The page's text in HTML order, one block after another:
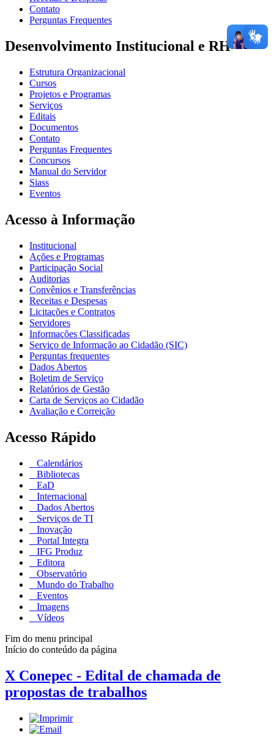
Contato
Perguntas Frequentes
Desenvolvimento Institucional e RH
Estrutura Organizacional
Cursos
Projetos e Programas
Serviços
Editais
Documentos
Contato
Perguntas Frequentes
Concursos
Manual do Servidor
Siass
Eventos
Acesso à Informação
Institucional
Ações e Programas
Participação Social
Auditorias
Convênios e Transferências
Receitas e Despesas
Licitações e Contratos
Servidores
Informações Classificadas
Serviço de Informação ao Cidadão (SIC)
Perguntas frequentes
Dados Abertos
Boletim de Serviço
Relatórios de Gestão
Carta de Serviços ao Cidadão
Avaliação e Correição
Acesso Rápido
Calendários
Bibliotecas
EaD
Internacional
Dados Abertos
Serviços de TI
Inovação
Portal Integra
IFG Produz
Editora
Observatório
Mundo do Trabalho
Eventos
Imagens
Vídeos
Fim do menu principal
Início do conteúdo da página
X Conepec - Edital de chamada de
propostas de trabalhos